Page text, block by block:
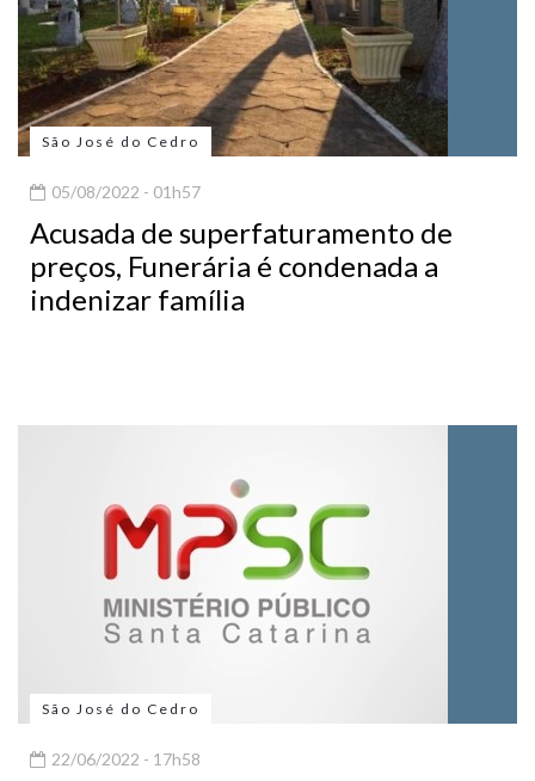
São José do Cedro
05/08/2022 - 01h57
Acusada de superfaturamento de
preços, Funerária é condenada a
indenizar família
São José do Cedro
22/06/2022 - 17h58